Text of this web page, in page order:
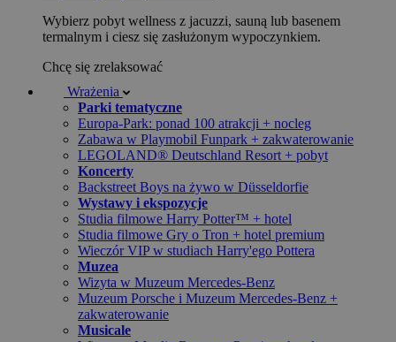
Wybierz pobyt wellness z jacuzzi, sauną lub basenem
termalnym i ciesz się zasłużonym wypoczynkiem.
Chcę się zrelaksować
Wrażenia
Parki tematyczne
Europa-Park: ponad 100 atrakcji + nocleg
Zabawa w Playmobil Funpark + zakwaterowanie
LEGOLAND® Deutschland Resort + pobyt
Koncerty
Backstreet Boys na żywo w Düsseldorfie
Wystawy i ekspozycje
Studia filmowe Harry Potter™ + hotel
Studia filmowe Gry o Tron + hotel premium
Wieczór VIP w studiach Harry'ego Pottera
Muzea
Wizyta w Muzeum Mercedes-Benz
Muzeum Porsche i Muzeum Mercedes-Benz +
zakwaterowanie
Musicale